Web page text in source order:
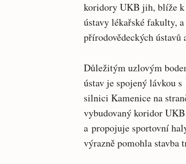
koridory UKB jih, blíže
ústavy lékařské fakulty,
přírodovědeckých
Důležitým uzlovým
ústav je spojený lávkou
silnici Kamenice na
vybudovaný koridor
a propojuje sportovní
výrazně pomohla stavba